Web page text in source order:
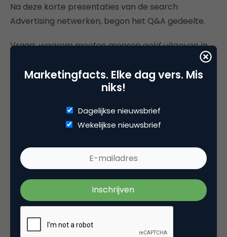
Na deze korte presentaties van de search
Advertising netwerken, begon het Q&A gedeelte.
Vraag:waarom moeten mensen geld uitgeven in
Hoogte kwaliteit converterende clicks
Mogelijkheden om je publiek te leren kennen, door
o.a. info over geslacht, geo’s, etc.
Yahoo
Marketingfacts. Elke dag vers. Mis
niks!
Dagelijkse nieuwsbrief
Wekelijkse nieuwsbrief